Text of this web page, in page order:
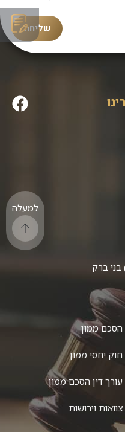
שליחה
הסכם ממון
חוק יחסי ממון
עורך דין הסכם ממון
צוואות וירושות
למעלה